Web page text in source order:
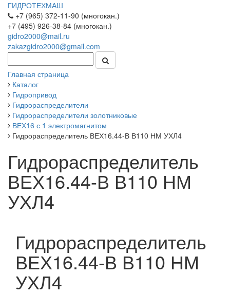
ГИДРОТЕХМАШ
+7 (965) 372-11-90 (многокан.)
+7 (495) 926-38-84 (многокан.)
gidro2000@mail.ru
zakazgidro2000@gmail.com
Главная страница
Каталог
Гидропривод
Гидрораспределители
Гидрораспределители золотниковые
ВЕХ16 с 1 электромагнитом
Гидрораспределитель ВЕХ16.44-В В110 НМ УХЛ4
Гидрораспределитель
ВЕХ16.44-В В110 НМ
УХЛ4
Гидрораспределитель
ВЕХ16.44-В В110 НМ
УХЛ4